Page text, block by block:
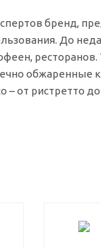
бренд,
До
обжаренные
– от ристретто